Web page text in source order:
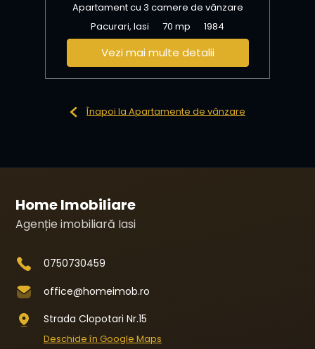
Apartament cu 3 camere de vânzare
Pacurari, Iasi
70 mp 1984
Vezi mai multe detalii
Înapoi la Apartamente de vânzare
Home Imobiliare
Agenție imobiliară Iasi
0750730459
office@homeimob.ro
Strada Clopotari Nr.15
Deschide în Google Maps